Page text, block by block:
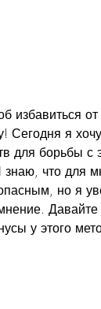
избавиться от
Сегодня я
для борьбы с
что для
но я
у этого